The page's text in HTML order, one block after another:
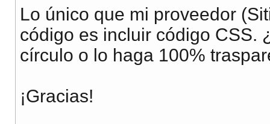
Lo único que mi proveedor
código es incluir código CSS.
círculo o lo haga 100%
¡Gracias!